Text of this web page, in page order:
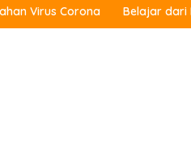
Virus Corona Belajar dari